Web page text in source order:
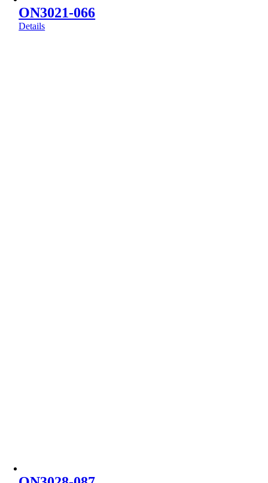
ON3021-066
Details